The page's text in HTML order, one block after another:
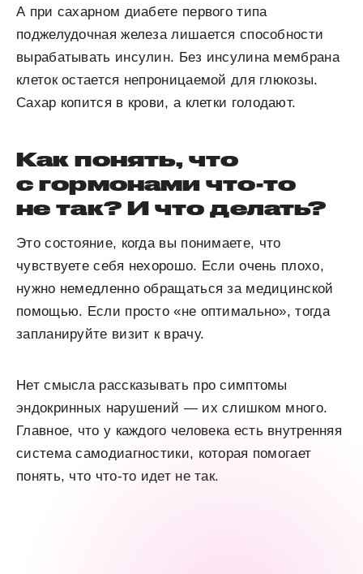
А при сахарном диабете первого типа
поджелудочная железа лишается способности
вырабатывать инсулин. Без инсулина мембрана
клеток остается непроницаемой для глюкозы.
Сахар копится в крови, а клетки голодают.
Как понять, что
с гормонами что-то
не так? И что делать?
Это состояние, когда вы понимаете, что
чувствуете себя нехорошо. Если очень плохо,
нужно немедленно обращаться за медицинской
помощью. Если просто «не оптимально», тогда
запланируйте визит к врачу.
Нет смысла рассказывать про симптомы
эндокринных нарушений — их слишком много.
Главное, что у каждого человека есть внутренняя
система самодиагностики, которая помогает
понять, что что-то идет не так.